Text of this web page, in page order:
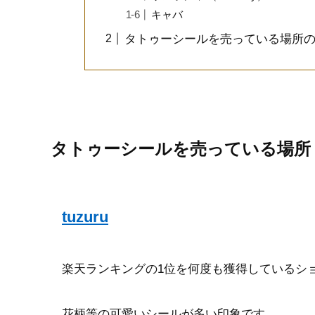
キャバ
タトゥーシールを売っている場所
タトゥーシールを売っている場所
tuzuru
楽天ランキングの1位を何度も獲得しているシ